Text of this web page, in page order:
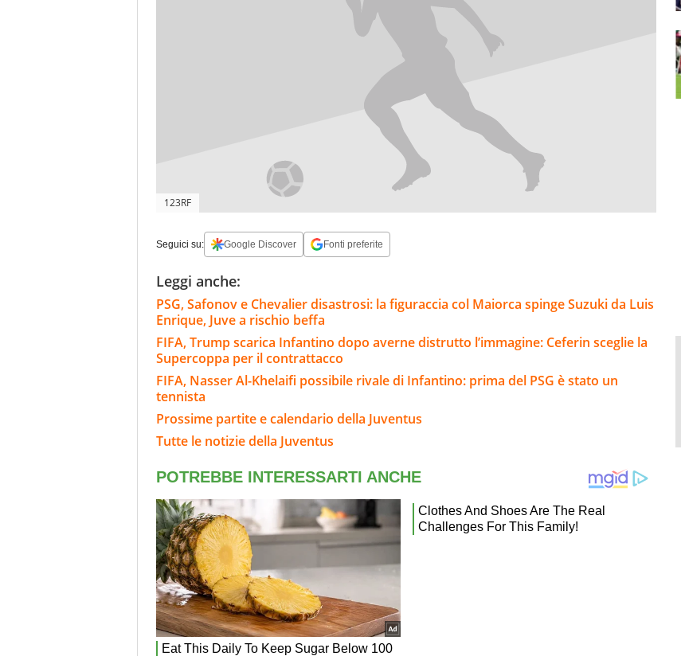
123RF
Seguici su: Google Discover Fonti preferite
Leggi anche:
PSG, Safonov e Chevalier disastrosi: la figuraccia col Maiorca spinge Suzuki da Luis
Enrique, Juve a rischio beffa
FIFA, Trump scarica Infantino dopo averne distrutto l’immagine: Ceferin sceglie la
Supercoppa per il contrattacco
FIFA, Nasser Al-Khelaifi possibile rivale di Infantino: prima del PSG è stato un
tennista
Prossime partite e calendario della Juventus
Tutte le notizie della Juventus